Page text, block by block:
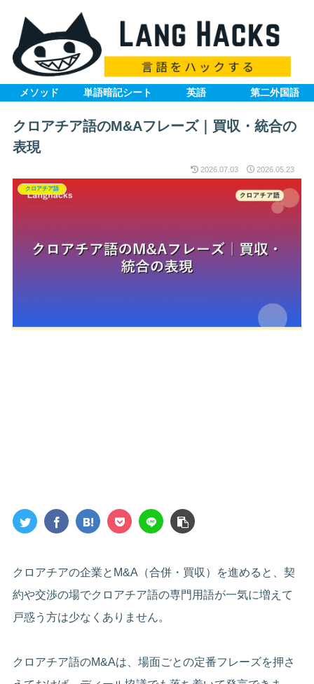
メソッド 単語暗記シート 英語 第二外国語
クロアチア語のM&Aフレーズ｜買収・統合の
表現
2026.07.03 2026.05.23
クロアチア語
クロアチアの企業とM&A（合併・買収）を進めると、契
約や交渉の場でクロアチア語の専門用語が一気に増えて
戸惑う方は少なくありません。
クロアチア語のM&Aは、場面ごとの定番フレーズを押さ